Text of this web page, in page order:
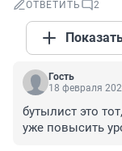
ОТВЕТИТЬ 2
Гость
18 февраля
бутылист это
уже повысить